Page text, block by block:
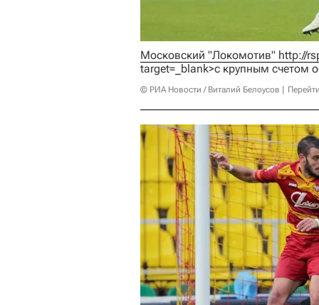
Московский "Локомотив" http://
target=_blank>с крупным счетом
© РИА Новости / Виталий Белоусов